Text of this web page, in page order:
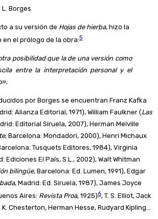
Borges
a su versión de Hojas de hierba, hizo la
el prólogo de la obra:5
posibilidad que la de una versión como
entre la interpretación personal y el
por Borges se encuentran Franz Kafka
Alianza Editorial, 1971), William Faulkner (Las
Editorial Siruela, 2007), Herman Melville
, Barcelona: Mondadori, 2000), Henri Michaux
Tusquets Editores, 1984), Virginia
Ediciones El País, S.L., 2002), Walt Whitman
bilingüe, Barcelona: Ed. Lumen, 1991), Edgar
, Madrid: Ed. Siruela, 1987), James Joyce
Aires: Revista Proa, 1925)6, T. S. Elliot, Jack
K. Chesterton, Herman Hesse, Rudyard Kipling…